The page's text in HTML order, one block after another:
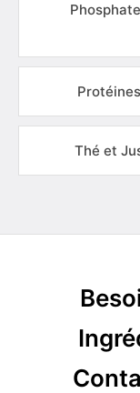
Protéines
Thé et